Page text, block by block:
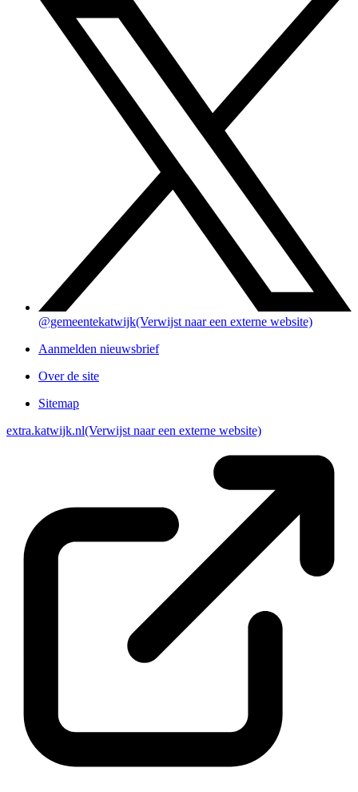
@gemeentekatwijk(Verwijst naar een externe website)
Aanmelden nieuwsbrief
Over de site
Sitemap
extra.katwijk.nl(Verwijst naar een externe website)